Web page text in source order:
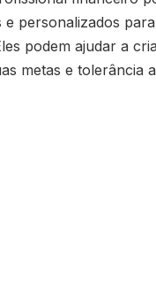
e personalizados
podem ajudar a
metas e tolerância